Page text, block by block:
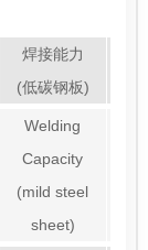
焊接能力
(低碳钢板)
Welding
Capacity
(mild steel
sheet)